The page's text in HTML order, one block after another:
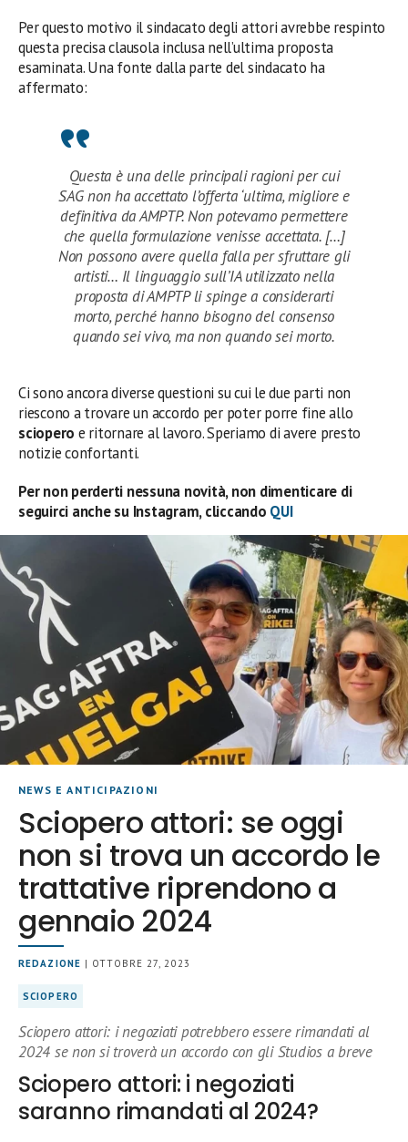
Per questo motivo il sindacato degli attori avrebbe respinto
questa precisa clausola inclusa nell’ultima proposta
esaminata. Una fonte dalla parte del sindacato ha
affermato:
Questa è una delle principali ragioni per cui
SAG non ha accettato l’offerta ‘ultima, migliore e
definitiva da AMPTP. Non potevamo permettere
che quella formulazione venisse accettata. […]
Non possono avere quella falla per sfruttare gli
artisti… Il linguaggio sull’IA utilizzato nella
proposta di AMPTP li spinge a considerarti
morto, perché hanno bisogno del consenso
quando sei vivo, ma non quando sei morto.
Ci sono ancora diverse questioni su cui le due parti non
riescono a trovare un accordo per poter porre fine allo
sciopero e ritornare al lavoro. Speriamo di avere presto
notizie confortanti.
Per non perderti nessuna novità, non dimenticare di
seguirci anche su Instagram, cliccando QUI
NEWS E ANTICIPAZIONI
Sciopero attori: se oggi
non si trova un accordo le
trattative riprendono a
gennaio 2024
REDAZIONE | OTTOBRE 27, 2023
SCIOPERO
Sciopero attori: i negoziati potrebbero essere rimandati al
2024 se non si troverà un accordo con gli Studios a breve
Sciopero attori: i negoziati
saranno rimandati al 2024?